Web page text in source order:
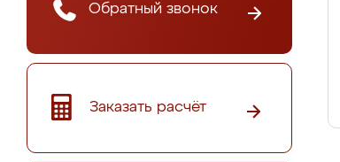
Обратный звонок
Заказать расчёт